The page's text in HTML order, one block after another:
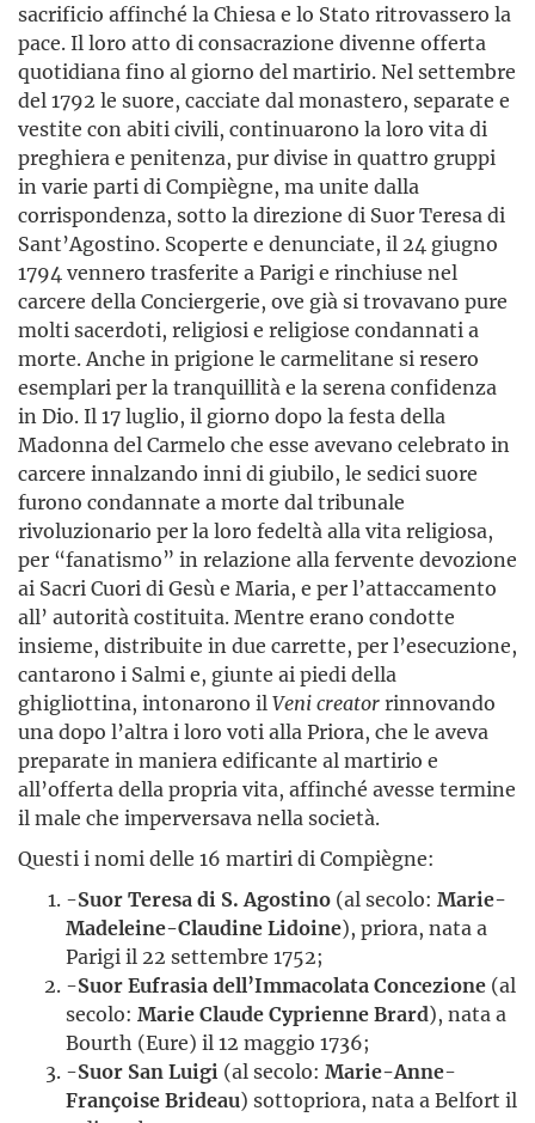
sacrificio affinché la Chiesa e lo Stato ritrovassero la
pace. Il loro atto di consacrazione divenne offerta
quotidiana fino al giorno del martirio. Nel settembre
del 1792 le suore, cacciate dal monastero, separate e
vestite con abiti civili, continuarono la loro vita di
preghiera e penitenza, pur divise in quattro gruppi
in varie parti di Compiègne, ma unite dalla
corrispondenza, sotto la direzione di Suor Teresa di
Sant’Agostino. Scoperte e denunciate, il 24 giugno
1794 vennero trasferite a Parigi e rinchiuse nel
carcere della Conciergerie, ove già si trovavano pure
molti sacerdoti, religiosi e religiose condannati a
morte. Anche in prigione le carmelitane si resero
esemplari per la tranquillità e la serena confidenza
in Dio. Il 17 luglio, il giorno dopo la festa della
Madonna del Carmelo che esse avevano celebrato in
carcere innalzando inni di giubilo, le sedici suore
furono condannate a morte dal tribunale
rivoluzionario per la loro fedeltà alla vita religiosa,
per “fanatismo” in relazione alla fervente devozione
ai Sacri Cuori di Gesù e Maria, e per l’attaccamento
all’ autorità costituita. Mentre erano condotte
insieme, distribuite in due carrette, per l’esecuzione,
cantarono i Salmi e, giunte ai piedi della
ghigliottina, intonarono ilVeni creatorrinnovando
una dopo l’altra i loro voti alla Priora, che le aveva
preparate in maniera edificante al martirio e
all’offerta della propria vita, affinché avesse termine
il male che imperversava nella società.
Questi i nomi delle 16 martiri di Compiègne:
-Suor Teresa di S. Agostino (al secolo: Marie-
Madeleine-Claudine Lidoine), priora, nata a
Parigi il 22 settembre 1752;
-Suor Eufrasia dell’Immacolata Concezione (al
secolo: Marie Claude Cyprienne Brard), nata a
Bourth (Eure) il 12 maggio 1736;
-Suor San Luigi (al secolo: Marie-Anne-
FrançoiseBrideau) sottopriora, nata a Belfort il